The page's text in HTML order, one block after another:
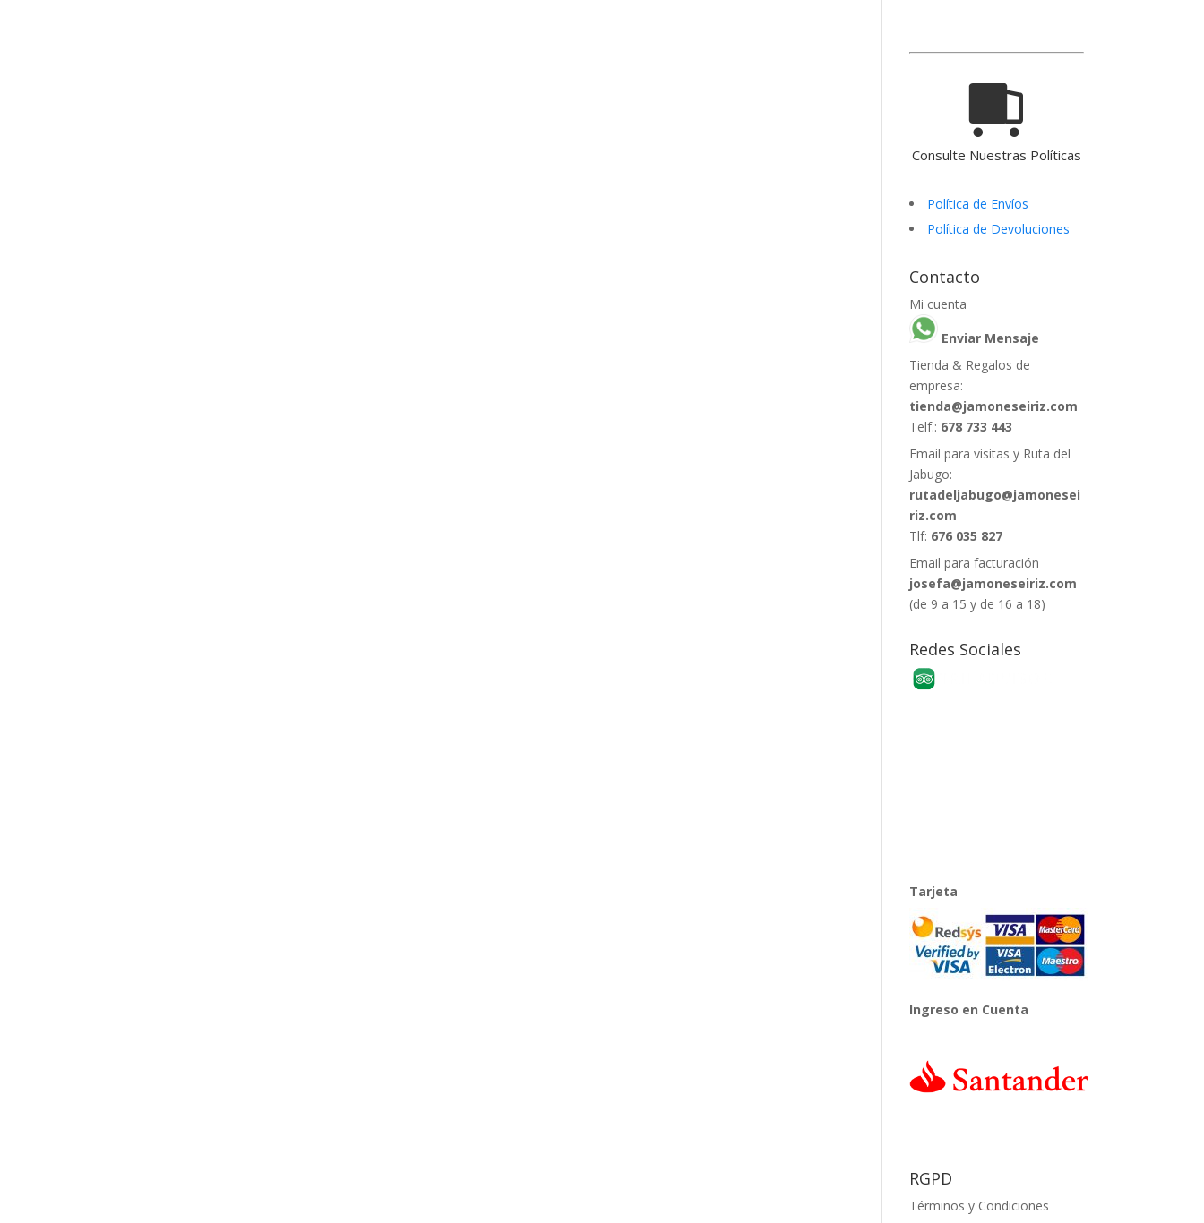
Consulte Nuestras Políticas
Política de Envíos
Política de Devoluciones
Contacto
Mi cuenta
Enviar Mensaje
Tienda & Regalos de
empresa:
tienda@jamoneseiriz.com
Telf.: 678 733 443
Email para visitas y Ruta del
Jabugo:
rutadeljabugo@jamonesei
riz.com
Tlf: 676 035 827
Email para facturación
josefa@jamoneseiriz.com
(de 9 a 15 y de 16 a 18)
Redes Sociales
Tarjeta
Ingreso en Cuenta
RGPD
Términos y Condiciones